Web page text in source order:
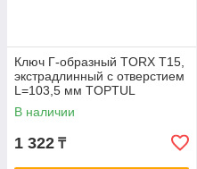
Ключ Г-образный TORX T15,
экстрадлинный с отверстием
L=103,5 мм TOPTUL
AIBE1510
В наличии
1 322 ₸